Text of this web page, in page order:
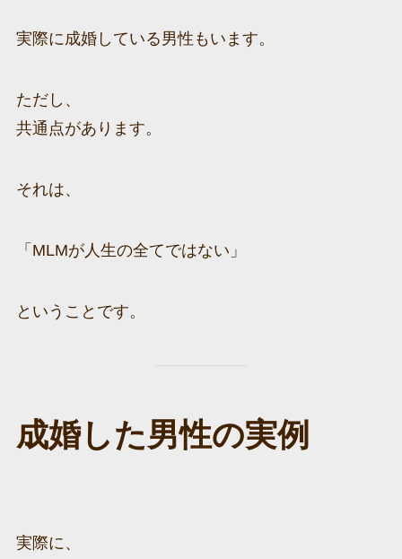
実際に成婚している男性もいます。
ただし、
共通点があります。
それは、
「MLMが人生の全てではない」
ということです。
成婚した男性の実例
実際に、